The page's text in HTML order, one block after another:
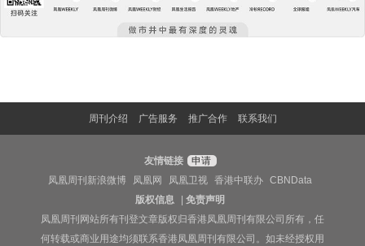
周刊介绍 广告服务 推广合作 联系我们
友情链接
申请
凤凰周刊新浪微博
凤凰网 凤凰卫视 香港中联办
CBNData
版权信息
|免责声明
凤凰周刊网站所有刊登文章版权归香港凤凰周刊有限公司所有，任
何转载或商业用途均须联系香港凤凰周刊有限公司。如未经授权用